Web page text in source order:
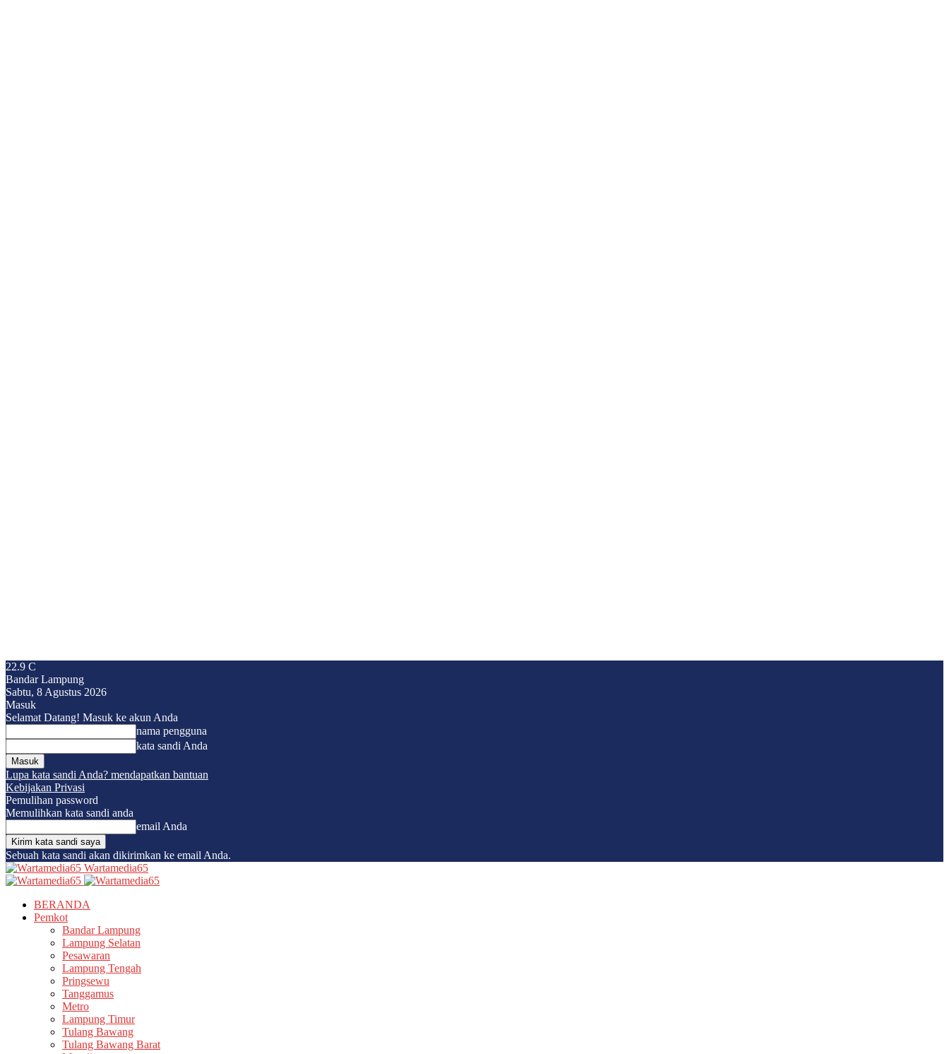
22.9 C
Bandar Lampung
Sabtu, 8 Agustus 2026
Masuk
Selamat Datang! Masuk ke akun Anda
nama pengguna
kata sandi Anda
Lupa kata sandi Anda? mendapatkan bantuan
Kebijakan Privasi
Pemulihan password
Memulihkan kata sandi anda
email Anda
Sebuah kata sandi akan dikirimkan ke email Anda.
Wartamedia65
BERANDA
Pemkot
Bandar Lampung
Lampung Selatan
Pesawaran
Lampung Tengah
Pringsewu
Tanggamus
Metro
Lampung Timur
Tulang Bawang
Tulang Bawang Barat